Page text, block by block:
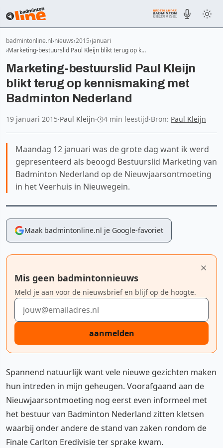
badmintonline.nl nieuws 2015 januari
Marketing-bestuurslid Paul Kleijn blikt terug op k…
Marketing-bestuurslid Paul Kleijn
blikt terug op kennismaking met
Badminton Nederland
19 januari 2015·Paul Kleijn· 4 min leestijd·Bron: Paul Kleijn
Maandag 12 januari was de grote dag want ik werd
gepresenteerd als beoogd Bestuurslid Marketing van
Badminton Nederland op de Nieuwjaarsontmoeting
in het Veerhuis in Nieuwegein.
Maak badmintonline.nl je Google-favoriet
Mis geen badmintonnieuws
Meld je aan voor de nieuwsbrief en blijf op de hoogte.
E-mailadres
aanmelden
Spannend natuurlijk want vele nieuwe gezichten maken
hun intreden in mijn geheugen. Voorafgaand aan de
Nieuwjaarsontmoeting nog eerst even informeel met
het bestuur van Badminton Nederland zitten kletsen
waarbij onder andere de stand van zaken rondom de
Finale Carlton Eredivisie ter sprake kwam.